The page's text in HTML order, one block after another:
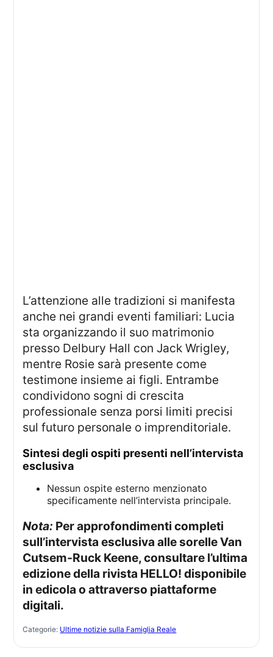
L’attenzione alle tradizioni si manifesta
anche nei grandi eventi familiari: Lucia
sta organizzando il suo matrimonio
presso Delbury Hall con Jack Wrigley,
mentre Rosie sarà presente come
testimone insieme ai figli. Entrambe
condividono sogni di crescita
professionale senza porsi limiti precisi
sul futuro personale o imprenditoriale.
sintesi degli ospiti presenti nell’intervista
esclusiva
Nessun ospite esterno menzionato
specificamente nell’intervista principale.
Nota: Per approfondimenti completi
sull’intervista esclusiva alle sorelle Van
Cutsem-Ruck Keene, consultare l’ultima
edizione della rivista HELLO! disponibile
in edicola o attraverso piattaforme
digitali.
Categorie: Ultime notizie sulla Famiglia Reale